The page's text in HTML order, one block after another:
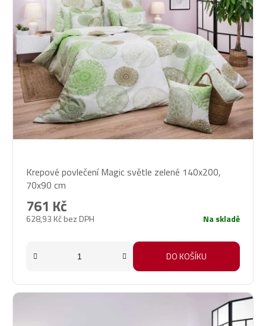
hodnocení
produktu
je
5,0
hvězdiček.
Krepové povlečení Magic světle zelené 140x200,
70x90 cm
628,93 Kč bez DPH
761 Kč
Na skladě
DO KOŠÍKU